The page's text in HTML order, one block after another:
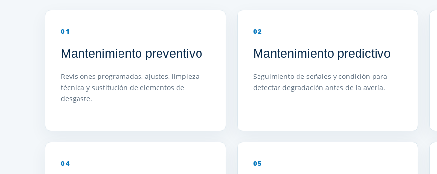
01
Mantenimiento preventivo
Revisiones programadas, ajustes, limpieza
técnica y sustitución de elementos de
desgaste.
02
Mantenimiento predictivo
Seguimiento de señales y condición para
detectar degradación antes de la avería.
04 05